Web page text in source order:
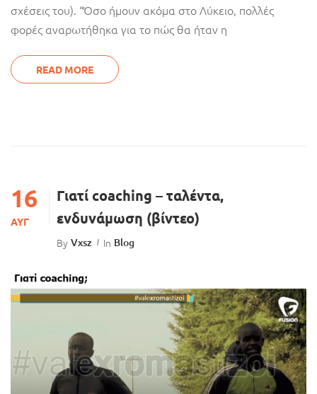
σχέσεις του). “Όσο ήμουν ακόμα στο Λύκειο, πολλές
φορές αναρωτήθηκα για το πώς θα ήταν η
READ MORE
16
ΑΥΓ
Γιατί coaching – ταλέντα,
ενδυνάμωση (βίντεο)
By Vxsz In Blog